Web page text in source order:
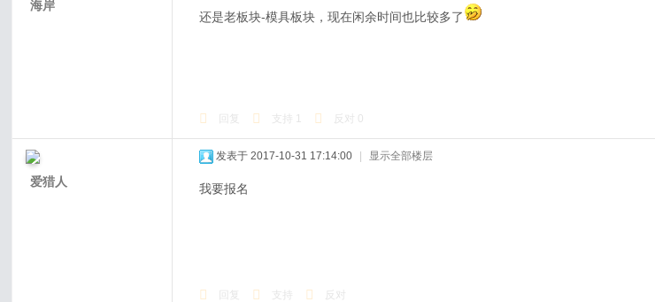
海岸
还是老板块-模具板块，现在闲余时间也比较多了
回复 支持 1 反对 0
爱猎人
发表于 2017-10-31 17:14:00 显示全部楼层
我要报名
回复 支持 反对